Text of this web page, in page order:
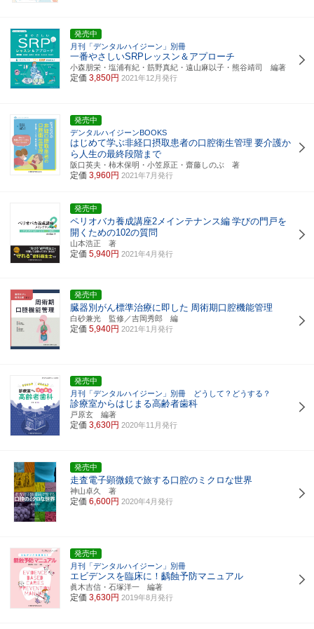
発売中
月刊「デンタルハイジーン」別冊
一番やさしいSRPレッスン＆アプローチ
小森朋栄・塩浦有紀・筋野真紀・遠山麻以子・熊谷靖司 編著
定価 3,850円 2021年12月発行
発売中
デンタルハイジーンBOOKS
はじめて学ぶ非経口摂取患者の口腔衛生管理 要介護か
ら人生の最終段階まで
阪口英夫・柿木保明・小笠原正・齋藤しのぶ 著
定価 3,960円 2021年7月発行
発売中
ペリオバカ養成講座2メインテナンス編 学びの門戸を
開くための102の質問
山本浩正 著
定価 5,940円 2021年4月発行
発売中
臓器別がん標準治療に即した 周術期口腔機能管理
白砂兼光 監修／吉岡秀郎 編
定価 5,940円 2021年1月発行
発売中
月刊「デンタルハイジーン」別冊 どうして？どうする？
診療室からはじまる高齢者歯科
戸原玄 編著
定価 3,630円 2020年11月発行
発売中
走査電子顕微鏡で旅する口腔のミクロな世界
神山卓久 著
定価 6,600円 2020年4月発行
発売中
月刊「デンタルハイジーン」別冊
エビデンスを臨床に！齲蝕予防マニュアル
眞木吉信・石塚洋一 編著
定価 3,630円 2019年8月発行